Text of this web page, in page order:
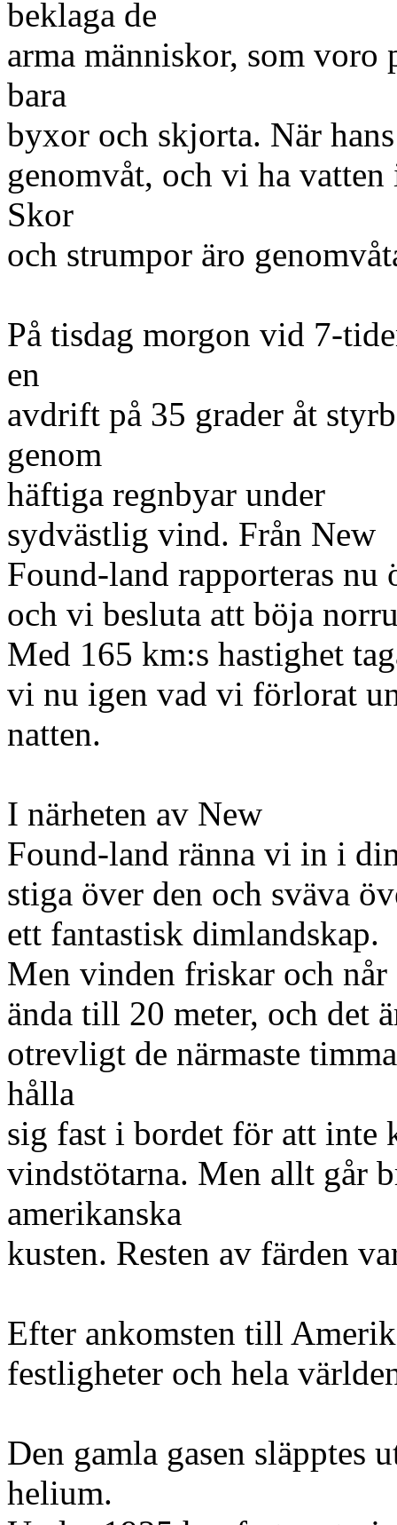
beklaga de
arma människor, som
bara
byxor och skjorta. När
genomvåt, och vi ha
Skor
och strumpor äro
På tisdag morgon vid 7-
en
avdrift på 35 grader åt
genom
häftiga regnbyar under
sydvästlig vind. Från New
Found-land rapporteras nu
och vi besluta att böja
Med 165 km:s hastighet
vi nu igen vad vi förlorat
natten.
I närheten av New
Found-land ränna vi in i
stiga över den och sväva
ett fantastisk dimlandskap.
Men vinden friskar och når
ända till 20 meter, och det
otrevligt de närmaste
hålla
sig fast i bordet för att inte
vindstötarna. Men allt går
amerikanska
kusten. Resten av färden
Efter ankomsten till
festligheter och hela
Den gamla gasen släpptes
helium.